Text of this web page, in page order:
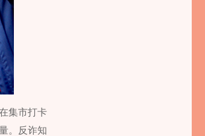
集市打卡
。反诈知